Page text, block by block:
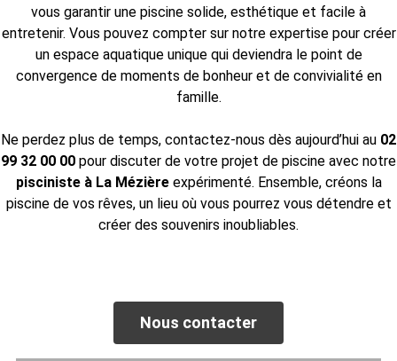
vous garantir une piscine solide, esthétique et facile à
entretenir. Vous pouvez compter sur notre expertise pour créer
un espace aquatique unique qui deviendra le point de
convergence de moments de bonheur et de convivialité en
famille.
Ne perdez plus de temps, contactez-nous dès aujourd’hui au 02
99 32 00 00 pour discuter de votre projet de piscine avec notre
pisciniste à La Mézièreexpérimenté. Ensemble, créons la
piscine de vos rêves, un lieu où vous pourrez vous détendre et
créer des souvenirs inoubliables.
Nous contacter